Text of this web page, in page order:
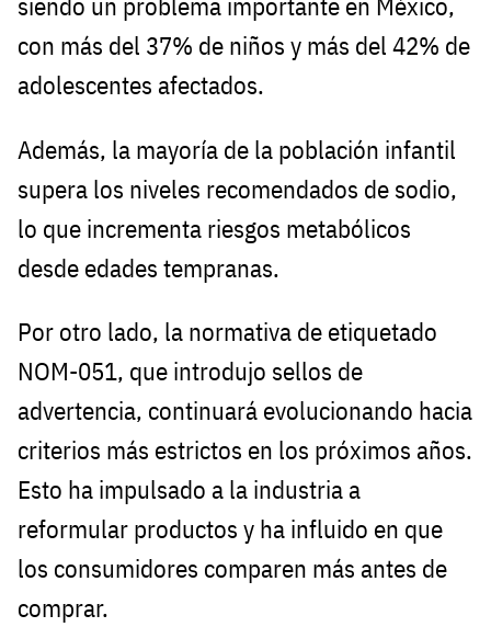
con más del 37% de niños y más del 42% de
adolescentes afectados.
Además, la mayoría de la población infantil
supera los niveles recomendados de sodio,
lo que incrementa riesgos metabólicos
desde edades tempranas.
Por otro lado, la normativa de etiquetado
NOM-051, que introdujo sellos de
advertencia, continuará evolucionando hacia
criterios más estrictos en los próximos años.
Esto ha impulsado a la industria a
reformular productos y ha influido en que
los consumidores comparen más antes de
comprar.